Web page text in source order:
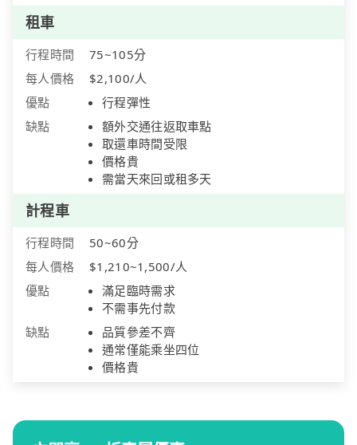
租車
行程時間
75~105分
每人價格
$2,100/人
優點
行程彈性
缺點
額外交通往返取車點
取還車時間受限
價格貴
需當天來回或租多天
計程車
行程時間
50~60分
每人價格
$1,210~1,500/人
優點
滿足臨時需求
不需事先付款
缺點
品質參差不齊
通常僅能乘坐四位
價格貴